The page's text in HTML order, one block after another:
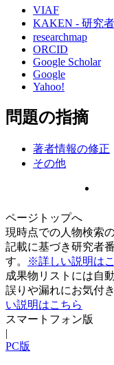
VIAF
KAKEN - 研究
researchmap
ORCID
Google Scholar
Google
Yahoo!
問題の指摘
著者情報の修正
その他
ページトップへ
現時点での人物検索
記載に基づき研究者
す。
※詳しい説明は
成果物リストには自
誤りや漏れにお気付
い説明はこちら
スマートフォン版
|
PC版